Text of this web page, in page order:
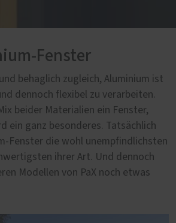
Fenster
behaglich zugleich, Aluminium ist
dennoch flexibel zu verarbeiten.
beider Materialien ein Fenster,
ein ganz besonderes. Tatsächlich
Fenster die wohl unempfindlichsten
ihrer Art. Und dennoch
Modellen von PaX noch etwas